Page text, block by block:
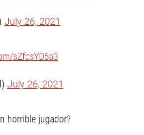
July 26, 2021
sZfcsYD5a3
July 26, 2021
horrible jugador?